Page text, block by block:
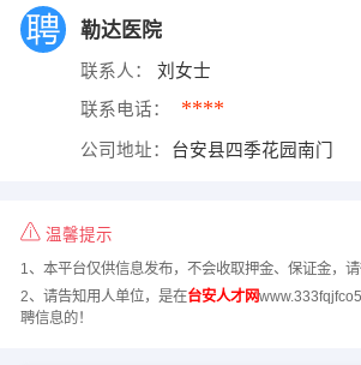
勒达医院
联系人： 刘女士
联系电话： ****
公司地址： 台安县四季花园南门
温馨提示
1、本平台仅供信息发布，不会收取押金、保证金，请
2、请告知用人单位，是在台安人才网
聘信息的！